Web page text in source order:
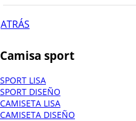
ATRÁS
Camisa sport
SPORT LISA
SPORT DISEÑO
CAMISETA LISA
CAMISETA DISEÑO